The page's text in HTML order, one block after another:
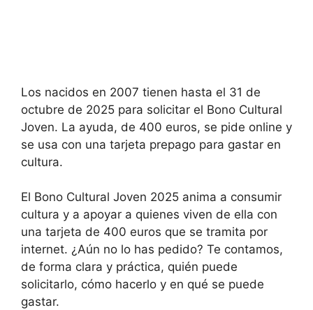
Los nacidos en 2007 tienen hasta el 31 de
octubre de 2025 para solicitar el Bono Cultural
Joven. La ayuda, de 400 euros, se pide online y
se usa con una tarjeta prepago para gastar en
cultura.
El Bono Cultural Joven 2025 anima a consumir
cultura y a apoyar a quienes viven de ella con
una tarjeta de 400 euros que se tramita por
internet. ¿Aún no lo has pedido? Te contamos,
de forma clara y práctica, quién puede
solicitarlo, cómo hacerlo y en qué se puede
gastar.